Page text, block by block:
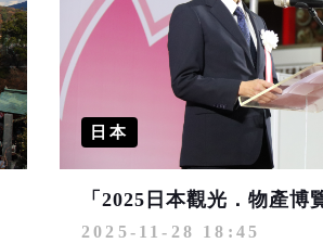
日本
2025-11-28 18:45